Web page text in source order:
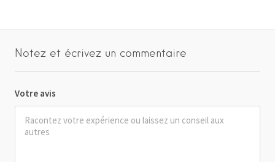
Notez et écrivez un commentaire
Votre avis